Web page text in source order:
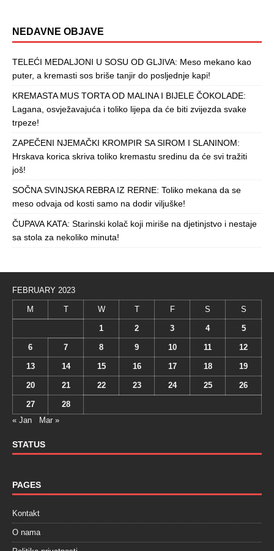
NEDAVNE OBJAVE
TELEĆI MEDALJONI U SOSU OD GLJIVA: Meso mekano kao
puter, a kremasti sos briše tanjir do posljednje kapi!
KREMASTA MUS TORTA OD MALINA I BIJELE ČOKOLADE:
Lagana, osvježavajuća i toliko lijepa da će biti zvijezda svake
trpeze!
ZAPEČENI NJEMAČKI KROMPIR SA SIROM I SLANINOM:
Hrskava korica skriva toliko kremastu sredinu da će svi tražiti
još!
SOČNA SVINJSKA REBRA IZ RERNE: Toliko mekana da se
meso odvaja od kosti samo na dodir viljuške!
ČUPAVA KATA: Starinski kolač koji miriše na djetinjstvo i nestaje
sa stola za nekoliko minuta!
FEBRUARY 2023
M T W T F S S
1 2 3 4 5
6 7 8 9 10 11 12
13 14 15 16 17 18 19
20 21 22 23 24 25 26
27
28
« Jan
Mar »
STATUS
PAGES
Kontakt
O nama